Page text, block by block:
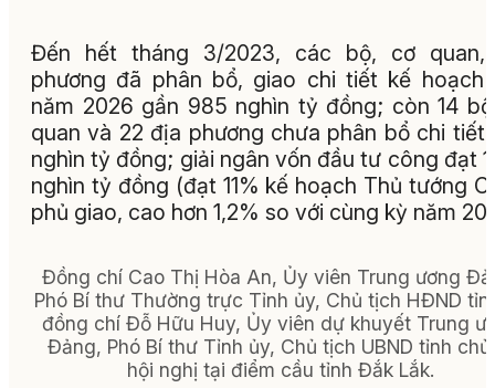
Đến hết tháng 3/2023, các bộ, cơ quan,
phương đã phân bổ, giao chi tiết kế hoạch
năm 2026 gần 985 nghìn tỷ đồng; còn 14
quan và 22 địa phương chưa phân bổ chi tiết
nghìn tỷ đồng; giải ngân vốn đầu tư công đạt
nghìn tỷ đồng (đạt 11% kế hoạch Thủ tướng
phủ giao, cao hơn 1,2% so với cùng kỳ năm
Đồng chí Cao Thị Hòa An, Ủy viên Trung ương
Phó Bí thư Thường trực Tỉnh ủy, Chủ tịch HĐND
đồng chí Đỗ Hữu Huy, Ủy viên dự khuyết Trung
Đảng, Phó Bí thư Tỉnh ủy, Chủ tịch UBND tỉnh
hội nghị tại điểm cầu tỉnh Đắk Lắk.